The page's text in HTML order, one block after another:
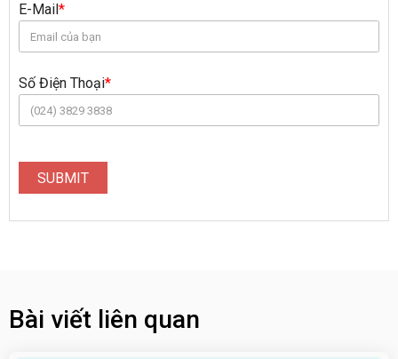
E-Mail*
Số Điện Thoại*
SUBMIT
Bài viết liên quan